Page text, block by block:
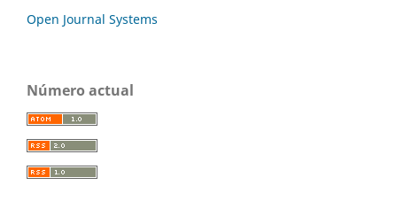
Open Journal Systems
Número actual